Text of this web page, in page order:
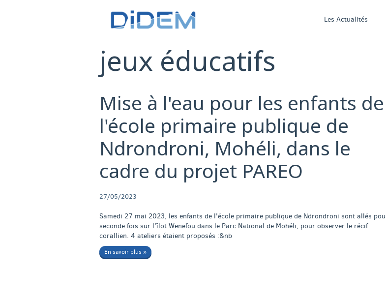
Les Actualités
jeux éducatifs
Mise à l'eau pour les enfants de
l'école primaire publique de
Ndrondroni, Mohéli, dans le
cadre du projet PAREO
27/05/2023
Samedi 27 mai 2023, les enfants de l'école primaire publique de Ndrondroni sont allés
seconde fois sur l'îlot Wenefou dans le Parc National de Mohéli, pour observer le récif
corallien. 4 ateliers étaient proposés :&nb
En savoir plus »